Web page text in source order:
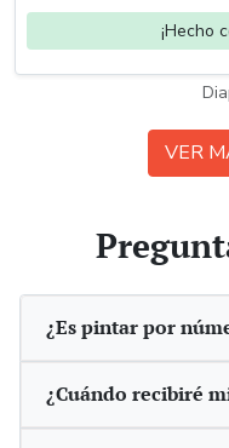
¡Hecho
VER
¿Es pintar por
¿Cuándo recibiré